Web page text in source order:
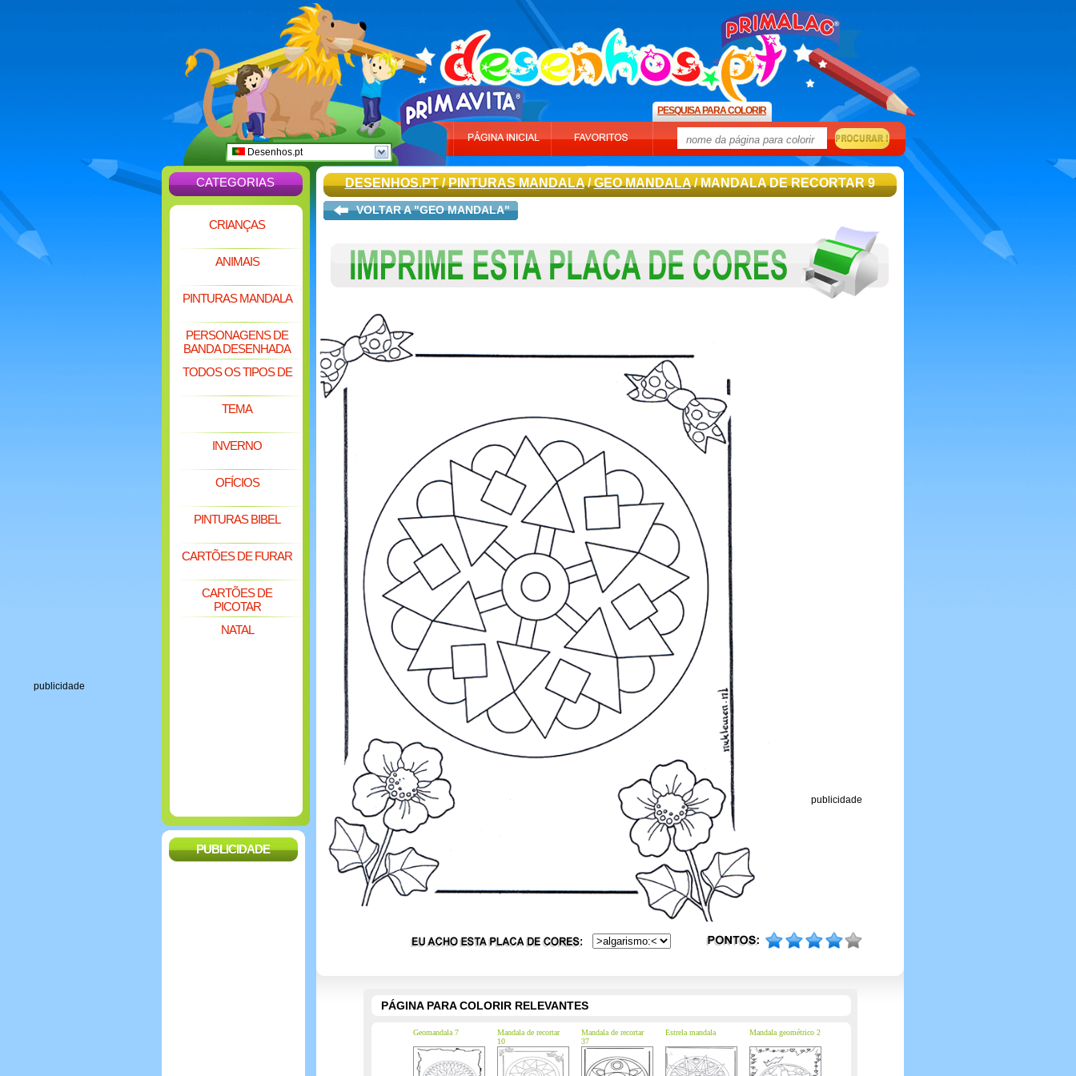
publicidade
Desenhos.pt
PESQUISA PARA COLORIR
CATEGORIAS
CRIANÇAS
ANIMAIS
PINTURAS MANDALA
PERSONAGENS DE
BANDA DESENHADA
TODOS OS TIPOS DE
TEMA
INVERNO
OFÍCIOS
PINTURAS BIBEL
CARTÕES DE FURAR
CARTÕES DE
PICOTAR
NATAL
PUBLICIDADE
DESENHOS.PT/PINTURAS MANDALA/GEO MANDALA/ MANDALA DE RECORTAR 9
VOLTAR A "GEO MANDALA"
publicidade
PÁGINA PARA COLORIR RELEVANTES
Geomandala 7
Mandala de recortar
10
Mandala de recortar
37
Estrela mandala Mandala geométrico 2